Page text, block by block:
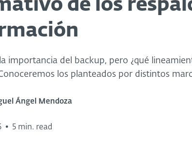
de los
importancia del backup, pero ¿qué
los planteados por distintos
Ángel Mendoza
• 5 min. read